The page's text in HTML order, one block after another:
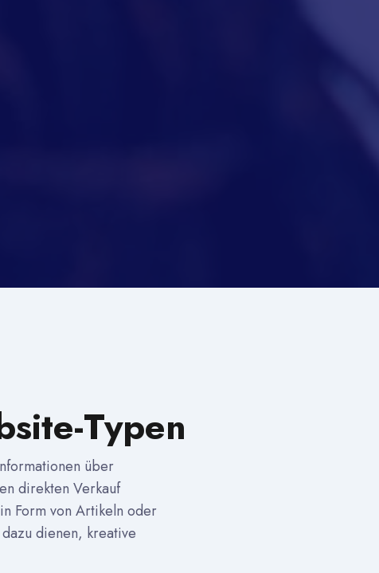
Typen
über
direkten Verkauf
Form von Artikeln oder
dienen, kreative